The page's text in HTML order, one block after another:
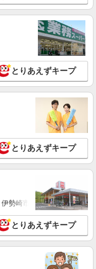
パート】
ム 椿寿 （神奈川県横浜市
詳細を見る
（接客・調理・清掃な
善部町16-1
ニー
【正社員】
給与
賞与年2回
神奈川県横浜市旭区都岡町
とりあえずキープ
とりあえずキープ
勢崎市・太田市・館林市
とりあえずキープ